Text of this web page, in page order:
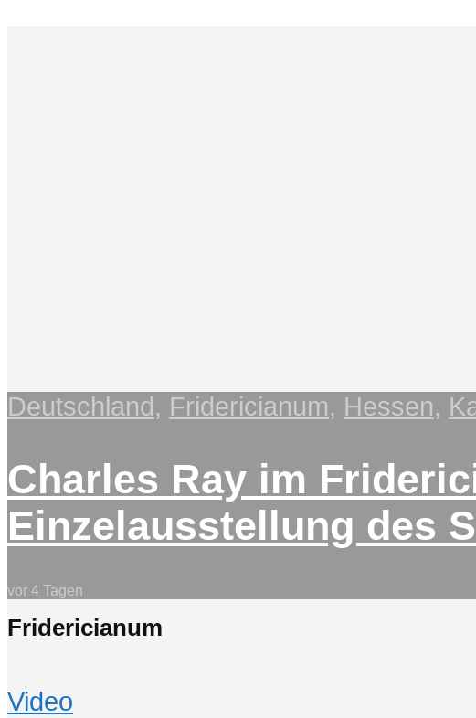
Deutschland, Fridericianum, Hessen,
Charles Ray im
Einzelausstellung des
vor 4 Tagen
Fridericianum
Video